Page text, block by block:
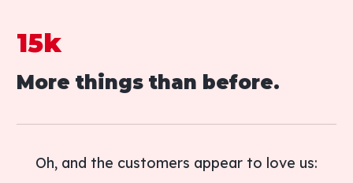
15k
More things than before.
Oh, and the customers appear to love us: